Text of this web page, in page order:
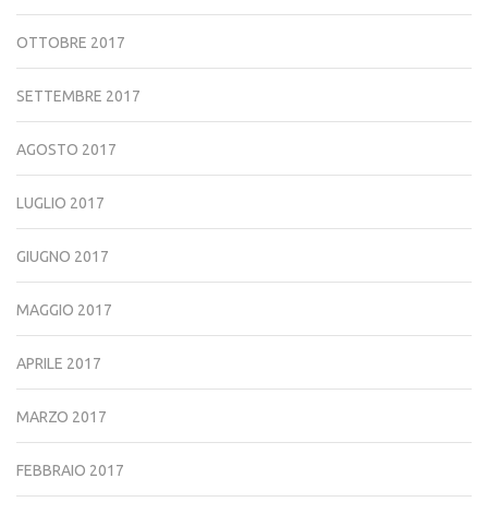
OTTOBRE 2017
SETTEMBRE 2017
AGOSTO 2017
LUGLIO 2017
GIUGNO 2017
MAGGIO 2017
APRILE 2017
MARZO 2017
FEBBRAIO 2017